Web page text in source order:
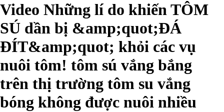
Video Những lí do khiến TÔM
SÚ dần bị &amp;quot;ĐÁ
ĐÍT&amp;quot; khỏi các vụ
nuôi tôm! tôm sú vắng bắng
trên thị trường tôm su vắng
bóng không được nuôi nhiều